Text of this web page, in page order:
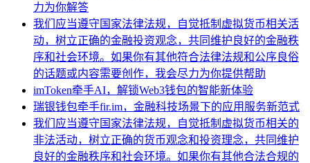
力为你解答
我们应当遵守国家法律法规，自觉抵制虚拟货币相关活
动，树立正确的金融投资观念，共同维护良好的金融秩
序和社会环境。如果你有其他符合法律法规和公序良俗
的话题或内容需要创作，我会尽力为你提供帮助
imToken牵手AI，解锁Web3钱包的智能新体验
瑞银钱包牵手fir.im，金融科技场景下的应用服务新范式
我们应当遵守国家法律法规，自觉抵制虚拟货币相关的
非法活动，树立正确的货币观念和投资理念，共同维护
良好的金融秩序和社会环境。如果你有其他合法合规的